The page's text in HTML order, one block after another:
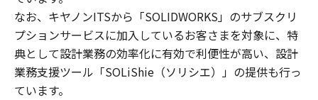
なお、キヤノンITSから「SOLIDWORKS」のサブスクリ
プションサービスに加入しているお客さまを対象に、特
典として設計業務の効率化に有効で利便性が高い、設計
業務支援ツール「SOLiShie（ソリシエ）」の提供も行っ
ています。